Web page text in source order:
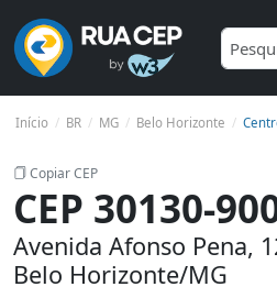
Início BR MG Belo Horizonte
Copiar CEP
CEP 30130-
Avenida Afonso Pena,
Belo Horizonte/MG